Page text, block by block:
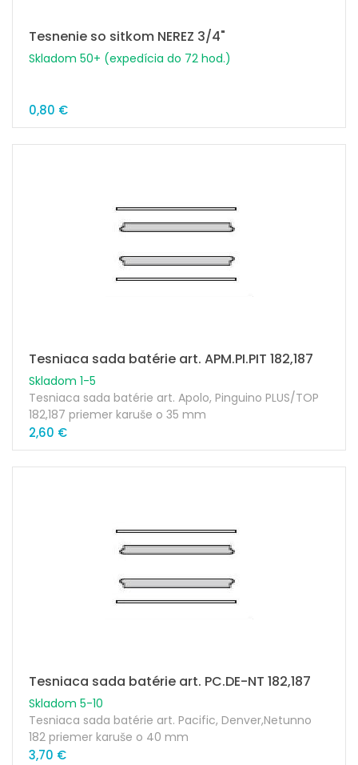
Tesnenie so sitkom NEREZ 3/4"
Skladom 50+ (expedícia do 72 hod.)
0,80 €
Tesniaca sada batérie art. APM.PI.PIT 182,187
Skladom 1-5
Tesniaca sada batérie art. Apolo, Pinguino PLUS/TOP
182,187 priemer karuše o 35 mm
2,60 €
Tesniaca sada batérie art. PC.DE-NT 182,187
Skladom 5-10
Tesniaca sada batérie art. Pacific, Denver,Netunno
182 priemer karuše o 40 mm
3,70 €